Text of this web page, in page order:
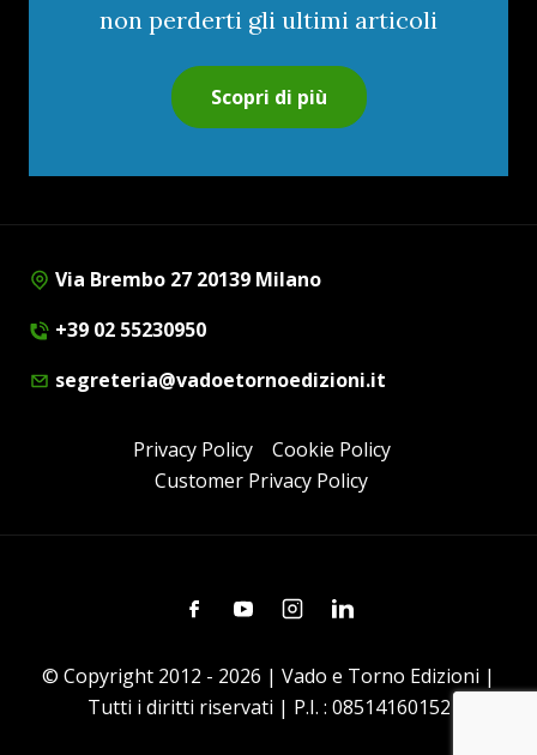
non perderti gli ultimi articoli
Scopri di più
Via Brembo 27 20139 Milano
+39 02 55230950
segreteria@vadoetornoedizioni.it
Privacy Policy
Cookie Policy
Customer Privacy Policy
FacebookYoutubeInstagramLinkedin
© Copyright 2012 - 2026 | Vado e Torno Edizioni |
Tutti i diritti riservati | P.I. : 08514160152